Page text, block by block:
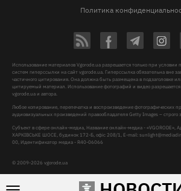
Политика
© 2009-2026 vgorode.ua
Использование материалов Vgorode.ua разрешается только при
систем гиперссылки на сайт vgorode.ua. Гиперссылка обязательна вне
частичного цитирования. Она должна быть размещена в подзаголовке
цитируемый материал. Использование фотографий и видео
vgorode.ua и автора.
Любое копирование, перепечатка и воспроизведение фотографических
аудиовизуальных произведений правообладателя Getty Images – строго
Субъект в сфере онлайн-медиа, Название онлайн-медиа - «VGORODE»,
ХАРКІВСЬКЕ ШОСЕ, будинок 172-Б, офіс 208/1, E-mail:
00, Идентификатор медиа - R40-06066